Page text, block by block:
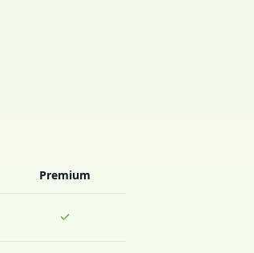
Premium